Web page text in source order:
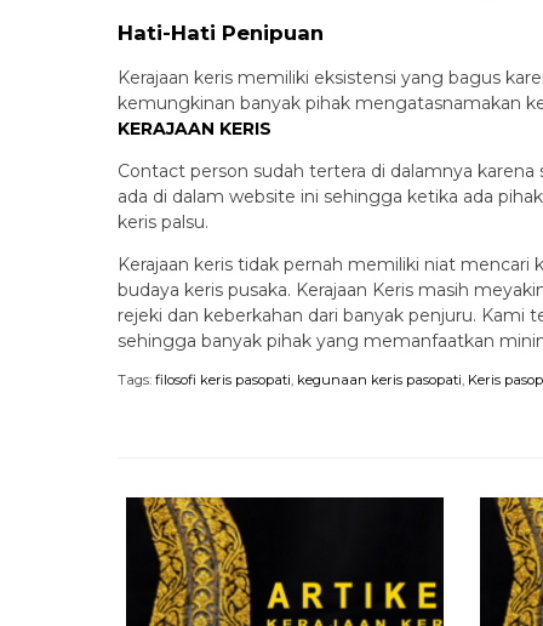
Hati-Hati Penipuan
Kerajaan keris memiliki eksistensi yang bagus
kemungkinan banyak pihak mengatasnamakan
KERAJAAN KERIS
Contact person sudah tertera di dalamnya
ada di dalam website ini sehingga ketika ada
keris palsu.
Kerajaan keris tidak pernah memiliki niat
budaya keris pusaka. Kerajaan Keris masih
rejeki dan keberkahan dari banyak penjuru. Kami
sehingga banyak pihak yang memanfaatkan
Tags: filosofi keris pasopati, kegunaan keris pasopati, Keris